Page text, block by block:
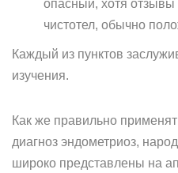
опасный, хотя
чистотел, обычно
Каждый из пунктов
изучения.
Как же правильно
диагноз эндометриоз,
широко представлены на